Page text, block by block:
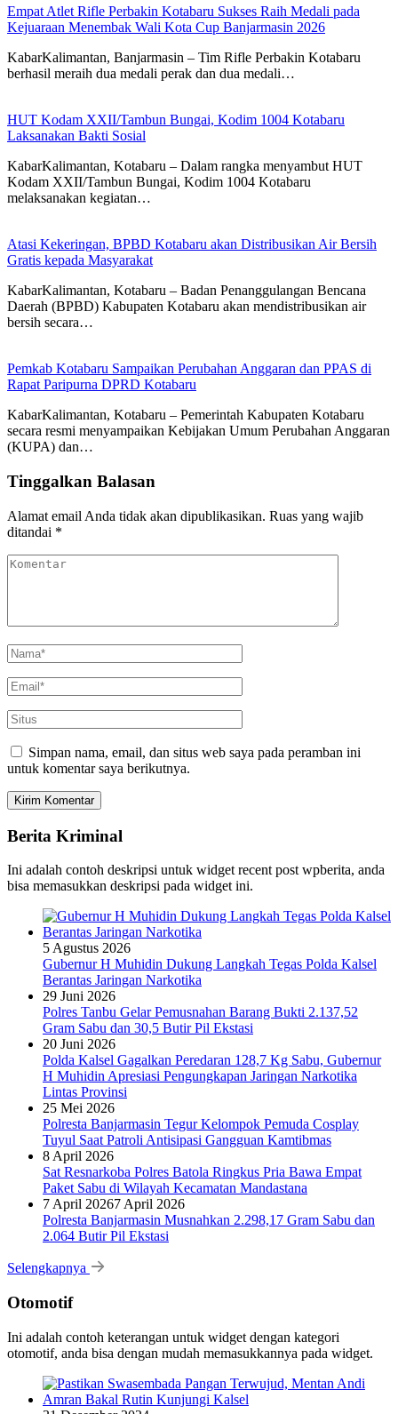
Empat Atlet Rifle Perbakin Kotabaru Sukses Raih Medali pada
Kejuaraan Menembak Wali Kota Cup Banjarmasin 2026
KabarKalimantan, Banjarmasin – Tim Rifle Perbakin Kotabaru
berhasil meraih dua medali perak dan dua medali…
HUT Kodam XXII/Tambun Bungai, Kodim 1004 Kotabaru
Laksanakan Bakti Sosial
KabarKalimantan, Kotabaru – Dalam rangka menyambut HUT
Kodam XXII/Tambun Bungai, Kodim 1004 Kotabaru
melaksanakan kegiatan…
Atasi Kekeringan, BPBD Kotabaru akan Distribusikan Air Bersih
Gratis kepada Masyarakat
KabarKalimantan, Kotabaru – Badan Penanggulangan Bencana
Daerah (BPBD) Kabupaten Kotabaru akan mendistribusikan air
bersih secara…
Pemkab Kotabaru Sampaikan Perubahan Anggaran dan PPAS di
Rapat Paripurna DPRD Kotabaru
KabarKalimantan, Kotabaru – Pemerintah Kabupaten Kotabaru
secara resmi menyampaikan Kebijakan Umum Perubahan Anggaran
(KUPA) dan…
Tinggalkan Balasan
Alamat email Anda tidak akan dipublikasikan. Ruas yang wajib
ditandai *
Simpan nama, email, dan situs web saya pada peramban ini
untuk komentar saya berikutnya.
Berita Kriminal
Ini adalah contoh deskripsi untuk widget recent post wpberita, anda
bisa memasukkan deskripsi pada widget ini.
5 Agustus 2026
Gubernur H Muhidin Dukung Langkah Tegas Polda Kalsel
Berantas Jaringan Narkotika
29 Juni 2026
Polres Tanbu Gelar Pemusnahan Barang Bukti 2.137,52
Gram Sabu dan 30,5 Butir Pil Ekstasi
20 Juni 2026
Polda Kalsel Gagalkan Peredaran 128,7 Kg Sabu, Gubernur
H Muhidin Apresiasi Pengungkapan Jaringan Narkotika
Lintas Provinsi
25 Mei 2026
Polresta Banjarmasin Tegur Kelompok Pemuda Cosplay
Tuyul Saat Patroli Antisipasi Gangguan Kamtibmas
8 April 2026
Sat Resnarkoba Polres Batola Ringkus Pria Bawa Empat
Paket Sabu di Wilayah Kecamatan Mandastana
7 April 20267 April 2026
Polresta Banjarmasin Musnahkan 2.298,17 Gram Sabu dan
2.064 Butir Pil Ekstasi
Selengkapnya
Otomotif
Ini adalah contoh keterangan untuk widget dengan kategori
otomotif, anda bisa dengan mudah memasukkannya pada widget.